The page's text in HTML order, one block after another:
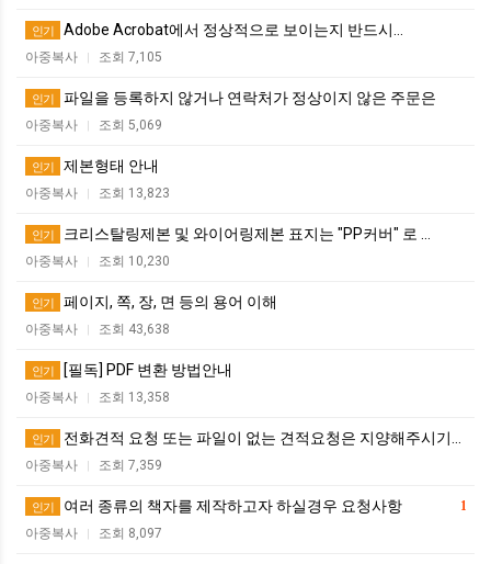
인기 Adobe Acrobat에서 정상적으로 보이는지 반드시…
아중복사 조회 7,105
인기 파일을 등록하지 않거나 연락처가 정상이지 않은 주문은
아중복사 조회 5,069
인기 제본형태 안내
아중복사 조회 13,823
인기 크리스탈링제본 및 와이어링제본 표지는 "PP커버" 로 …
아중복사 조회 10,230
인기 페이지, 쪽, 장, 면 등의 용어 이해
아중복사 조회 43,638
인기 [필독] PDF 변환 방법안내
아중복사 조회 13,358
인기 전화견적 요청 또는 파일이 없는 견적요청은 지양해주시기…
아중복사 조회 7,359
1
인기 여러 종류의 책자를 제작하고자 하실경우 요청사항
아중복사 조회 8,097